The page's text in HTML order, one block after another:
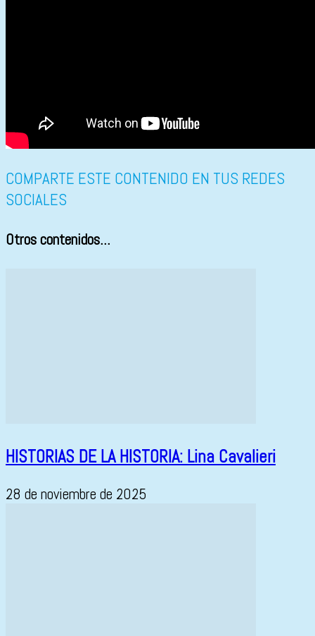
COMPARTE ESTE CONTENIDO EN TUS REDES
SOCIALES
Otros contenidos...
HISTORIAS DE LA HISTORIA: Lina Cavalieri
28 de noviembre de 2025